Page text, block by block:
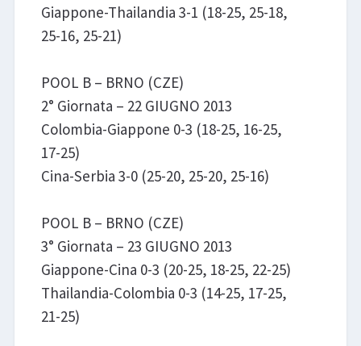
Giappone-Thailandia 3-1 (18-25, 25-18,
25-16, 25-21)
POOL B – BRNO (CZE)
2° Giornata – 22 GIUGNO 2013
Colombia-Giappone 0-3 (18-25, 16-25,
17-25)
Cina-Serbia 3-0 (25-20, 25-20, 25-16)
POOL B – BRNO (CZE)
3° Giornata – 23 GIUGNO 2013
Giappone-Cina 0-3 (20-25, 18-25, 22-25)
Thailandia-Colombia 0-3 (14-25, 17-25,
21-25)